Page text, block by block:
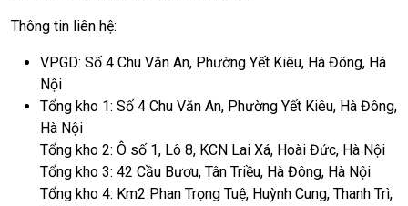
Thông tin liên hệ:
VPGD: Số 4 Chu Văn An, Phường Yết Kiêu, Hà Đông, Hà
Nội
Tổng kho 1: Số 4 Chu Văn An, Phường Yết Kiêu, Hà Đông,
Hà Nội
Tổng kho 2: Ô số 1, Lô 8, KCN Lai Xá, Hoài Đức, Hà Nội
Tổng kho 3: 42 Cầu Bươu, Tân Triều, Hà Đông, Hà Nội
Tổng kho 4: Km2 Phan Trọng Tuệ, Huỳnh Cung, Thanh Trì,